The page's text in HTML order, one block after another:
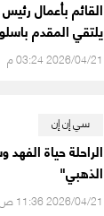
القائم بأعمال
يلتقي المقدم
2026/04/21 03:24 م
سي إن إن
الراحلة حياة الفهد
الذهبي"
2026/04/21 11:36 ص